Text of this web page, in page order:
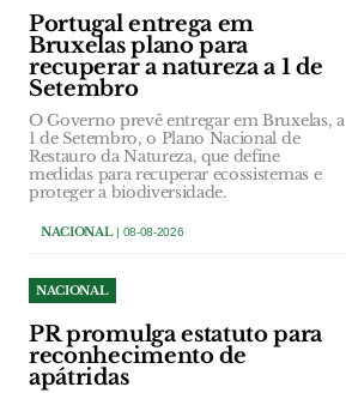
Portugal entrega em
Bruxelas plano para
recuperar a natureza a 1 de
Setembro
O Governo prevê entregar em Bruxelas, a
1 de Setembro, o Plano Nacional de
Restauro da Natureza, que define
medidas para recuperar ecossistemas e
proteger a biodiversidade.
NACIONAL| 08-08-2026
NACIONAL
PR promulga estatuto para
reconhecimento de
apátridas